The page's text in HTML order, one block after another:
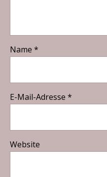
Name *
E-Mail-Adresse *
Website